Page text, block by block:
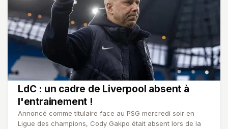
LdC : un cadre de Liverpool absent à
l'entrainement !
Annoncé comme titulaire face au PSG mercredi soir en
Ligue des champions, Cody Gakpo était absent lors de la